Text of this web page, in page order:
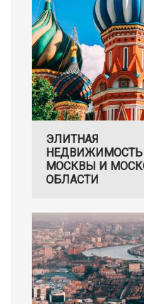
ЭЛИТНАЯ
НЕДВИЖИМОСТЬ
МОСКВЫ И
ОБЛАСТИ